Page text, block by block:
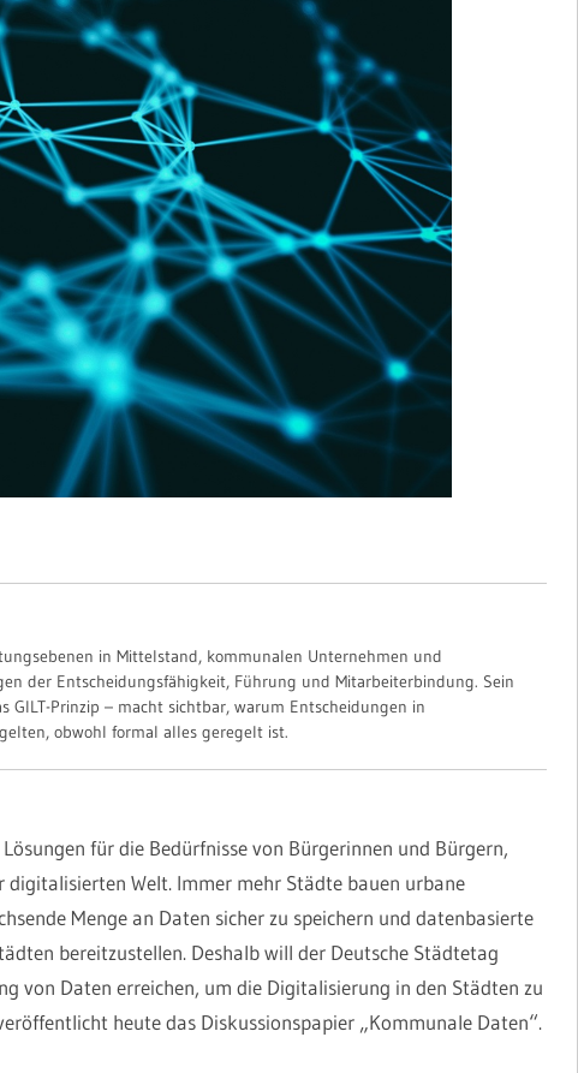
in Mittelstand, kommunalen Unternehmen und
der Entscheidungsfähigkeit, Führung und Mitarbeiterbindung. Sein
GILT-Prinzip – macht sichtbar, warum Entscheidungen in
obwohl formal alles geregelt ist.
für die Bedürfnisse von Bürgerinnen und Bürgern,
digitalisierten Welt. Immer mehr Städte bauen urbane
Menge an Daten sicher zu speichern und datenbasierte
bereitzustellen. Deshalb will der Deutsche Städtetag
von Daten erreichen, um die Digitalisierung in den Städten zu
heute das Diskussionspapier „Kommunale Daten“.
Der Weg zur
Geltung erhalten.
Sie kosten Vertrauen. In
Handlungsfähigkeit.
In den meisten
Es liegt daran, dass
danach verbindlich gilt.
Eine Führungsklausur
Tagen. Mit konkretem